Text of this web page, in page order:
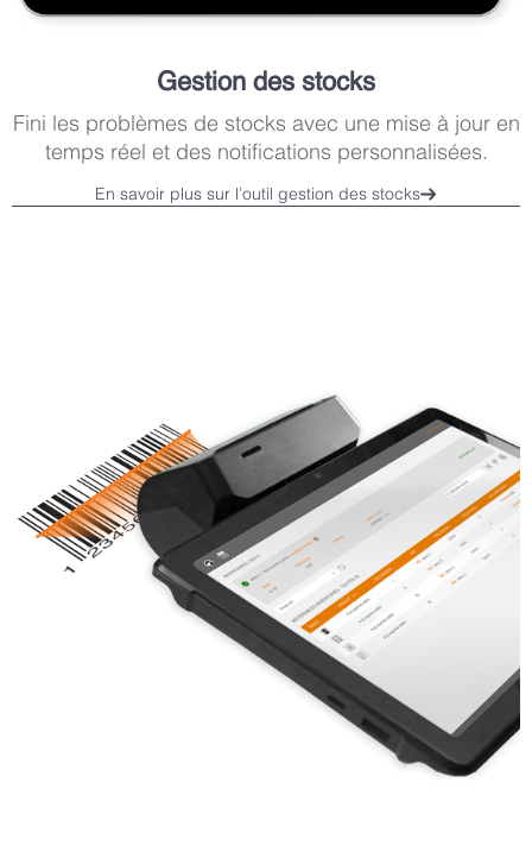
Gestion des stocks
Fini les problèmes de stocks avec une mise à jour en
temps réel et des notifications personnalisées.
En savoir plus sur l’outil gestion des stocks